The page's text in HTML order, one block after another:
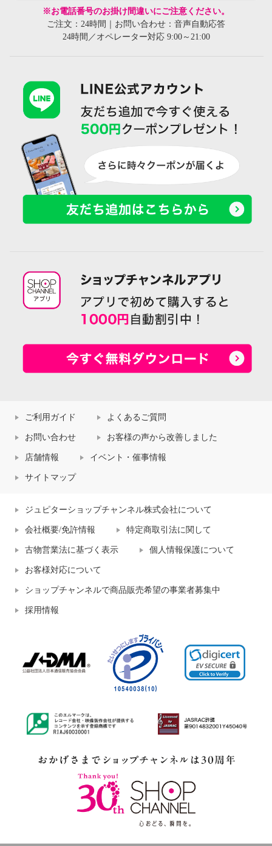
※お電話番号のお掛け間違いにご注意ください。
ご注文：24時間｜お問い合わせ：音声自動応答
24時間／オペレーター対応 9:00～21:00
ご利用ガイド よくあるご質問
お問い合わせ お客様の声から改善しました
店舗情報 イベント・催事情報
サイトマップ
ジュピターショップチャンネル株式会社について
会社概要/免許情報 特定商取引法に関して
古物営業法に基づく表示 個人情報保護について
お客様対応について
ショップチャンネルで商品販売希望の事業者募集中
採用情報